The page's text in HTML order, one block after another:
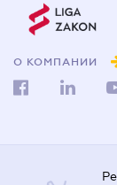
О КОМПАНИИ